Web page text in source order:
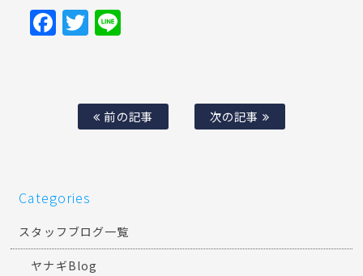
Facebook
Twitter
前の記事 次の記事
Categories
スタッフブログ一覧
ヤナギBlog